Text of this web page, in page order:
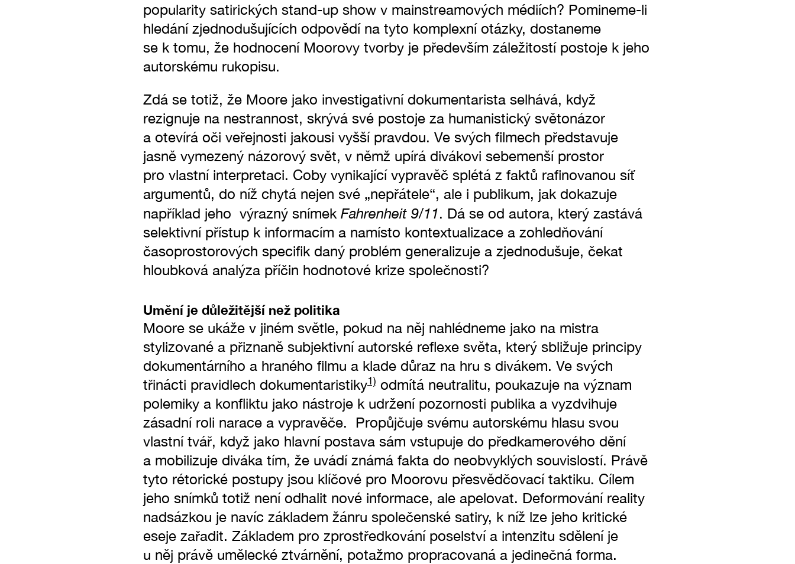
popularity satirických stand-up show v mainstreamových médiích? Pomineme-li
hledání zjednodušujících odpovědí na tyto komplexní otázky, dostaneme
se k tomu, že hodnocení Moorovy tvorby je především záležitostí postoje k jeho
autorskému rukopisu.
Zdá se totiž, že Moore jako investigativní dokumentarista selhává, když
rezignuje na nestrannost, skrývá své postoje za humanistický světonázor
a otevírá oči veřejnosti jakousi vyšší pravdou. Ve svých filmech představuje
jasně vymezený názorový svět, v němž upírá divákovi sebemenší prostor
pro vlastní interpretaci. Coby vynikající vypravěč splétá z faktů rafinovanou síť
argumentů, do níž chytá nejen své „nepřátele“, ale i publikum, jak dokazuje
například jeho výrazný snímek Fahrenheit 9/11. Dá se od autora, který zastává
selektivní přístup k informacím a namísto kontextualizace a zohledňování
časoprostorových specifik daný problém generalizuje a zjednodušuje, čekat
hloubková analýza příčin hodnotové krize společnosti?
Umění je důležitější než politika
Moore se ukáže v jiném světle, pokud na něj nahlédneme jako na mistra
stylizované a přiznaně subjektivní autorské reflexe světa, který sbližuje principy
dokumentárního a hraného filmu a klade důraz na hru s divákem. Ve svých
třinácti pravidlech dokumentaristiky1)odmítá neutralitu, poukazuje na význam
polemiky a konfliktu jako nástroje k udržení pozornosti publika a vyzdvihuje
zásadní roli narace a vypravěče. Propůjčuje svému autorskému hlasu svou
vlastní tvář, když jako hlavní postava sám vstupuje do předkamerového dění
a mobilizuje diváka tím, že uvádí známá fakta do neobvyklých souvislostí. Právě
tyto rétorické postupy jsou klíčové pro Moorovu přesvědčovací taktiku. Cílem
jeho snímků totiž není odhalit nové informace, ale apelovat. Deformování reality
nadsázkou je navíc základem žánru společenské satiry, k níž lze jeho kritické
eseje zařadit. Základem pro zprostředkování poselství a intenzitu sdělení je
u něj právě umělecké ztvárnění, potažmo propracovaná a jedinečná forma.